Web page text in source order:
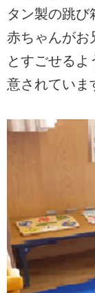
タン製の跳び
赤ちゃんがお
とすごせるよ
意されていま